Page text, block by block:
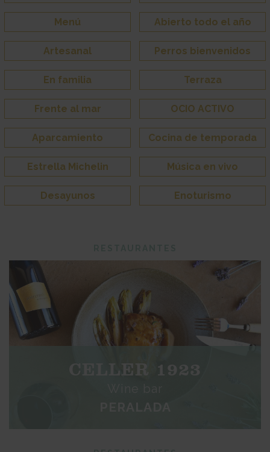
Menú Abierto todo el año
Artesanal Perros bienvenidos
En familia Terraza
Frente al mar OCIO ACTIVO
Aparcamiento Cocina de temporada
Estrella Michelin Música en vivo
Desayunos Enoturismo
CELLER 1923